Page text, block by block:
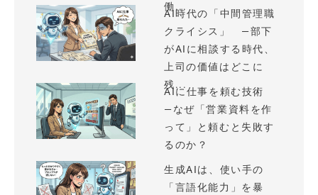
働...
AI時代の「中間管理職
クライシス」 —部下
がAIに相談する時代、
上司の価値はどこに
残...
AIに仕事を頼む技術
—なぜ「営業資料を作
って」と頼むと失敗す
るのか？
生成AIは、使い手の
「言語化能力」を暴